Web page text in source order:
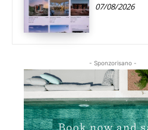
07/08/2026
- Sponzorisano -